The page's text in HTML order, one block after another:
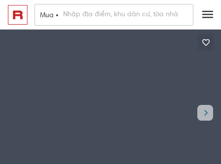
Mua •